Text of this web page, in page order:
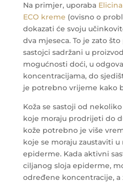
Na primjer, uporaba
ECO kreme (ovisno o
dokazati će svoju
dva mjeseca. To je zato
sastojci sadržani u
mogućnosti doći, u
koncentracijama, do
je potrebno vrijeme kako
Koža se sastoji od
koje moraju prodrijeti do
kože potrebno je više
koje se moraju zaustaviti
epiderme. Kada aktivni
ciljanog sloja epiderme,
određene koncentracije, a